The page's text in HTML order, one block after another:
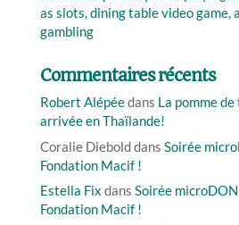
as slots, dining table video game,
gambling
Commentaires récents
Robert Alépéedans La pomme
arrivée en Thaïlande!
Coralie Diebolddans Soirée
Fondation Macif !
Estella Fix dans Soirée
Fondation Macif !